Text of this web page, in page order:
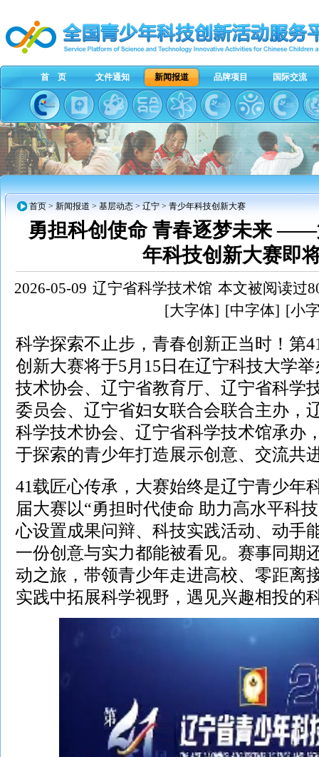
首 页 文件通知 新闻报道 品牌项目 国际交流
首页 > 新闻报道 > 基层动态 > 辽宁 > 青少年科技创新大赛
勇担科创使命 青春逐梦未来 ——
年科技创新大赛即
2026-05-09 辽宁省科学技术馆 本文被阅读过
[大字体] [中字体] [小
科学探索不止步，青春创新正当时！第
创新大赛将于5月15日在辽宁科技大学
技术协会、辽宁省教育厅、辽宁省科学
委员会、辽宁省妇女联合会联合主办，
科学技术协会、辽宁省科学技术馆承办
于探索的青少年打造展示创意、交流共
41载匠心传承，大赛始终是辽宁青少年
届大赛以“勇担时代使命 助力高水平科
心设置成果问辩、科技实践活动、动手
一份创意与实力都能被看见。赛事同期
动之旅，带领青少年走进高校、零距离
实践中拓展科学视野，遇见兴趣相投的